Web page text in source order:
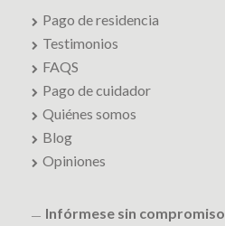
Pago de residencia
Testimonios
FAQS
Pago de cuidador
Quiénes somos
Blog
Opiniones
Infórmese sin compromiso